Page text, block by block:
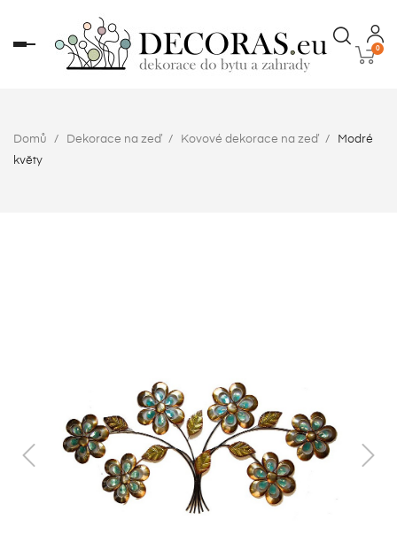
Toggle
navigation
0
Domů Dekorace na zeď Kovové dekorace na zeď
Modré
květy